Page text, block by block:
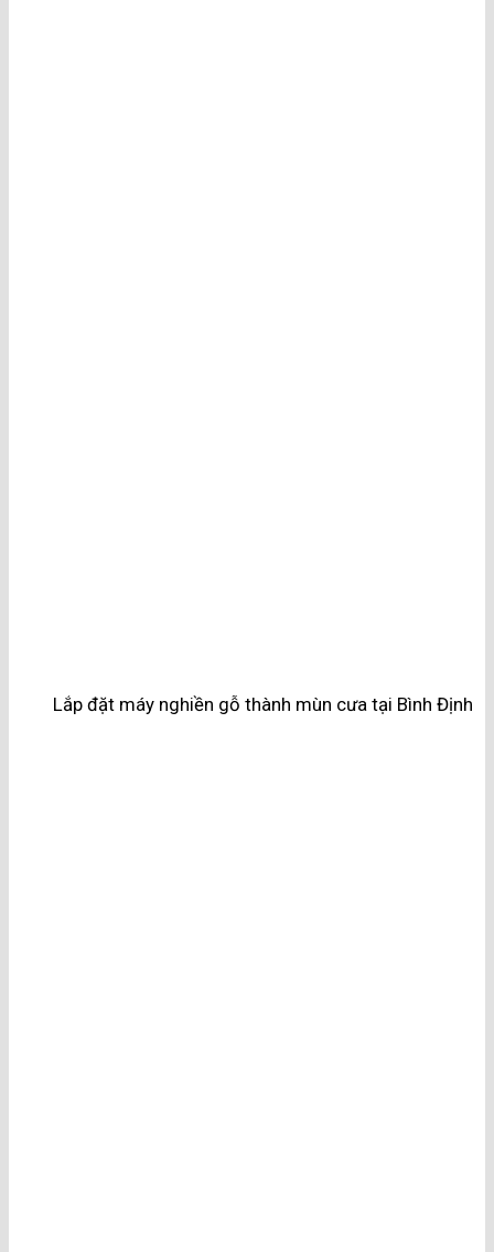
Lắp đặt máy nghiền gỗ thành mùn cưa tại Bình Định